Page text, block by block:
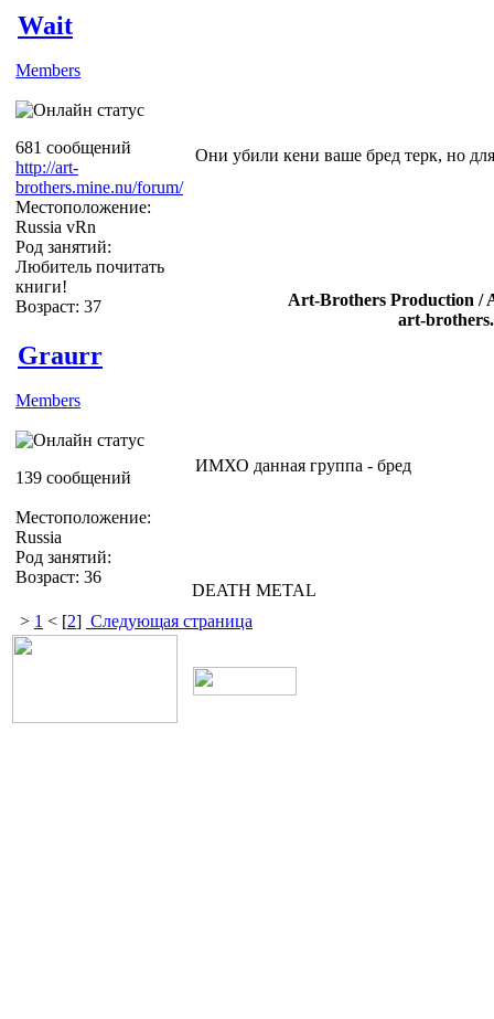
Wait
Members
681 сообщений
http://art-
brothers.mine.nu/forum/
Местоположение:
Russia vRn
Род занятий:
Любитель почитать
книги!
Возраст: 37
Они убили кени ваше бред терк, но
Art-Brothers Production /
art-
Graurr
Members
139 сообщений
Местоположение:
Russia
Род занятий:
Возраст: 36
ИМХО данная группа - бред
DEATH METAL
> 1 < [2] Следующая страница